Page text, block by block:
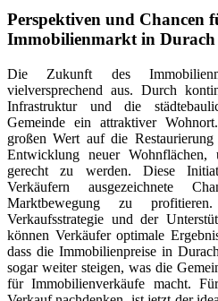
Perspektiven und Chancen
Immobilienmarkt in Durach
Die Zukunft des
vielversprechend aus. Durch
Infrastruktur und die
Gemeinde ein attraktiver
großen Wert auf die
Entwicklung neuer Wohnflächen,
gerecht zu werden. Diese
Verkäufern ausgezeichnete
Marktbewegung zu
Verkaufsstrategie und der
können Verkäufer optimale
dass die Immobilienpreise in
sogar weiter steigen, was die
für Immobilienverkäufe macht.